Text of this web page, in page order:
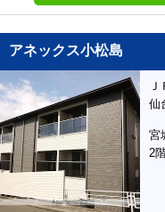
アネックス小松島
仙
宮
2